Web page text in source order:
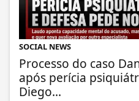
SOCIAL NEWS
Processo do caso
após perícia
Diego...